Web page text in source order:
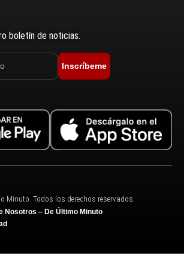
boletín de noticias.
Inscríbeme
Minuto. Todos los derechos reservados.
Nosotros – De Último Minuto